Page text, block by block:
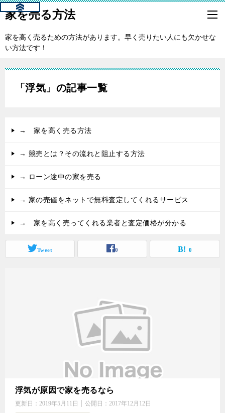
家を売る方法
家を高く売るための方法があります。早く売りたい人にも欠かせな
い方法です！
「浮気」の記事一覧
→ 家を高く売る方法
→ 競売とは？その流れと阻止する方法
→ ローン途中の家を売る
→ 家の売値をネットで無料査定してくれるサービス
→ 家を高く売ってくれる業者と査定価格が分かる
Tweet 0 0
浮気が原因で家を売るなら
更新日： 2019年5月11日 公開日： 2017年12月12日